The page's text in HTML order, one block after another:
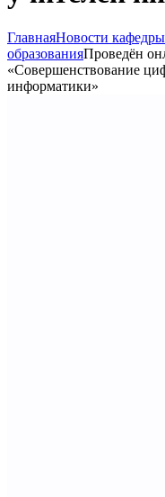
ГлавнаяНовости кафедры
образованияПроведён
«Совершенствование
информатики»